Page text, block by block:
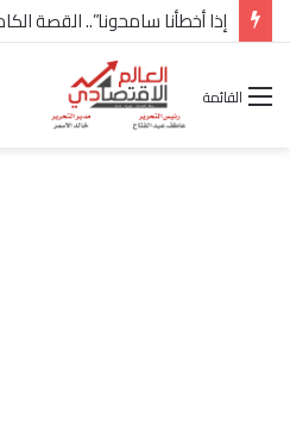
القائمة